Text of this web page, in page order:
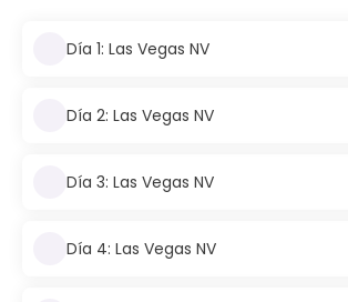
Día 1: Las Vegas NV
Día 2: Las Vegas NV
Día 3: Las Vegas NV
Día 4: Las Vegas NV